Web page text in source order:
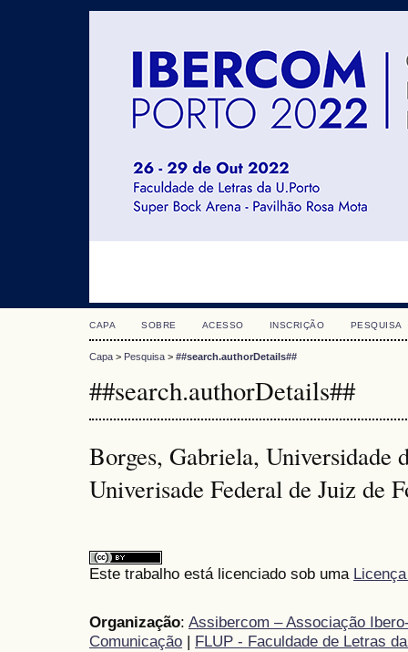
CAPA SOBRE ACESSO INSCRIÇÃO PESQUISA
Capa > Pesquisa > ##search.authorDetails##
##search.authorDetails##
Borges, Gabriela, Universidade
Univerisade Federal de Juiz de
Este trabalho está licenciado sob uma
Organização: Assibercom – Associação
Comunicação | FLUP - Faculdade de Letras